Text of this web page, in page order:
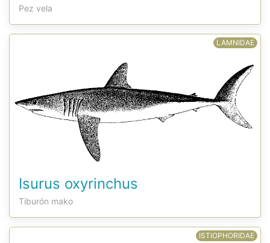
Pez vela
LAMNIDAE
Isurus oxyrinchus
Tiburón mako
ISTIOPHORIDAE